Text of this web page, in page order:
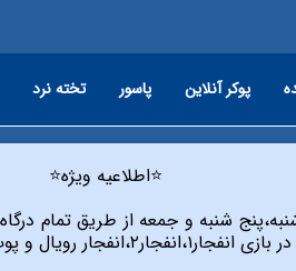
پوکر آنلاین پاسور تخته نرد
⭐️اطلاعیه ویژه⭐️